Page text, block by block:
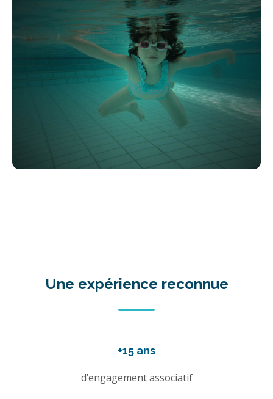
Une expérience reconnue
+15 ans
d’engagement associatif